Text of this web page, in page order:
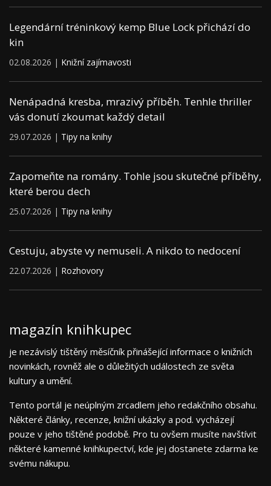
Legendární tréninkový kemp Blue Lock přichází do
kin
02.08.2026 | Knižní zajímavosti
Nenápadná kresba, mrazivý příběh. Tenhle thriller
vás donutí zkoumat každý detail
29.07.2026 | Tipy na knihy
Zapomeňte na romány. Tohle jsou skutečné příběhy,
které berou dech
25.07.2026 | Tipy na knihy
Cestuju, abyste vy nemuseli. A nikdo to nedocení
22.07.2026 | Rozhovory
magazín knihkupec
je nezávislý tištěný měsíčník přinášející informace o knižních
novinkách, rovněž ale o důležitých událostech ze světa
kultury a umění.
Tento portál je neúplným zrcadlem jeho redakčního obsahu.
Některé články, recenze, knižní ukázky a pod. vycházejí
pouze v jeho tištěné podobě. Pro tu ovšem musíte navštívit
některé kamenné knihkupectví, kde jej dostanete zdarma ke
svému nákupu.